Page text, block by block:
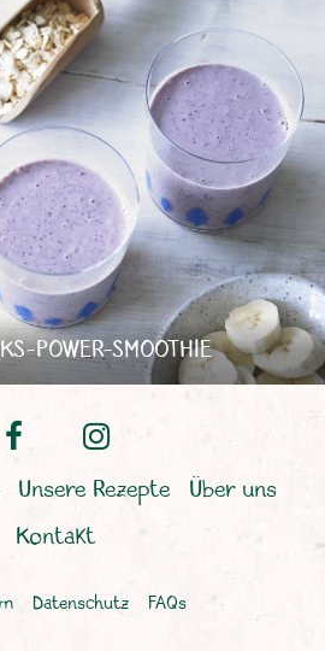
POWER-SMOOTHIE
Unsere Rezepte
Über uns
Kontakt
Datenschutz FAQs